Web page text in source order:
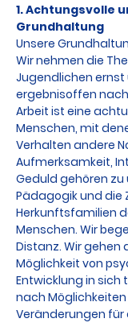
1. Achtungsvolle
Grundhaltung
Unsere
Wir nehmen die
Jugendlichen
ergebnisoffen
Arbeit ist eine
Menschen, mit
Verhalten andere
Aufmerksamkeit,
Geduld gehören
Pädagogik und
Herkunftsfamilien
Menschen. Wir
Distanz. Wir gehen
Möglichkeit von
Entwicklung in sich
nach
Veränderungen für